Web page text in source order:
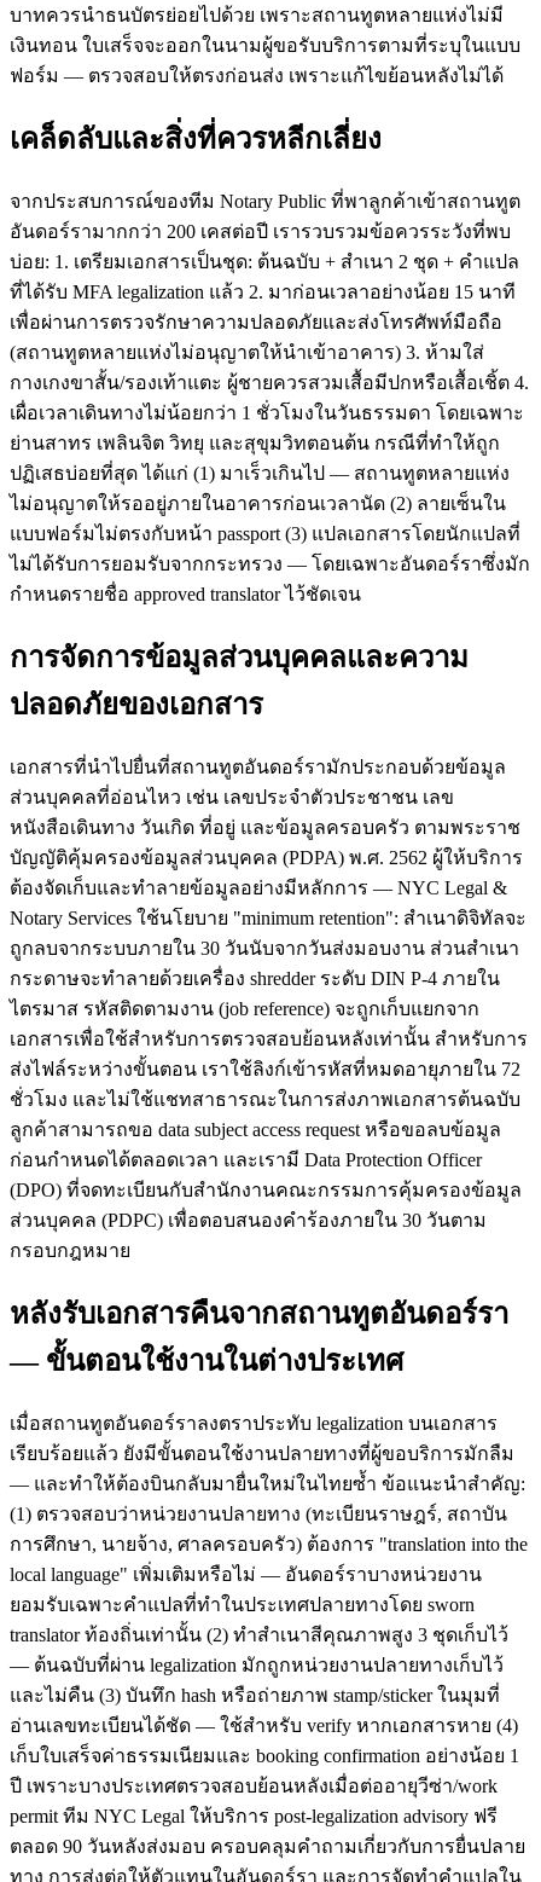
บาทควรนำธนบัตรย่อยไปด้วย เพราะสถานทูตหลายแห่งไม่มี
เงินทอน ใบเสร็จจะออกในนามผู้ขอรับบริการตามที่ระบุในแบบ
ฟอร์ม — ตรวจสอบให้ตรงก่อนส่ง เพราะแก้ไขย้อนหลังไม่ได้
เคล็ดลับและสิ่งที่ควรหลีกเลี่ยง
จากประสบการณ์ของทีม Notary Public ที่พาลูกค้าเข้าสถานทูต
อันดอร์รามากกว่า 200 เคสต่อปี เรารวบรวมข้อควรระวังที่พบ
บ่อย: 1. เตรียมเอกสารเป็นชุด: ต้นฉบับ + สำเนา 2 ชุด + คำแปล
ที่ได้รับ MFA legalization แล้ว 2. มาก่อนเวลาอย่างน้อย 15 นาที
เพื่อผ่านการตรวจรักษาความปลอดภัยและส่งโทรศัพท์มือถือ
(สถานทูตหลายแห่งไม่อนุญาตให้นำเข้าอาคาร) 3. ห้ามใส่
กางเกงขาสั้น/รองเท้าแตะ ผู้ชายควรสวมเสื้อมีปกหรือเสื้อเชิ้ต 4.
เผื่อเวลาเดินทางไม่น้อยกว่า 1 ชั่วโมงในวันธรรมดา โดยเฉพาะ
ย่านสาทร เพลินจิต วิทยุ และสุขุมวิทตอนต้น กรณีที่ทำให้ถูก
ปฏิเสธบ่อยที่สุด ได้แก่ (1) มาเร็วเกินไป — สถานทูตหลายแห่ง
ไม่อนุญาตให้รออยู่ภายในอาคารก่อนเวลานัด (2) ลายเซ็นใน
แบบฟอร์มไม่ตรงกับหน้า passport (3) แปลเอกสารโดยนักแปลที่
ไม่ได้รับการยอมรับจากกระทรวง — โดยเฉพาะอันดอร์ราซึ่งมัก
กำหนดรายชื่อ approved translator ไว้ชัดเจน
การจัดการข้อมูลส่วนบุคคลและความ
ปลอดภัยของเอกสาร
เอกสารที่นำไปยื่นที่สถานทูตอันดอร์รามักประกอบด้วยข้อมูล
ส่วนบุคคลที่อ่อนไหว เช่น เลขประจำตัวประชาชน เลข
หนังสือเดินทาง วันเกิด ที่อยู่ และข้อมูลครอบครัว ตามพระราช
บัญญัติคุ้มครองข้อมูลส่วนบุคคล (PDPA) พ.ศ. 2562 ผู้ให้บริการ
ต้องจัดเก็บและทำลายข้อมูลอย่างมีหลักการ — NYC Legal &
Notary Services ใช้นโยบาย "minimum retention": สำเนาดิจิทัลจะ
ถูกลบจากระบบภายใน 30 วันนับจากวันส่งมอบงาน ส่วนสำเนา
กระดาษจะทำลายด้วยเครื่อง shredder ระดับ DIN P-4 ภายใน
ไตรมาส รหัสติดตามงาน (job reference) จะถูกเก็บแยกจาก
เอกสารเพื่อใช้สำหรับการตรวจสอบย้อนหลังเท่านั้น สำหรับการ
ส่งไฟล์ระหว่างขั้นตอน เราใช้ลิงก์เข้ารหัสที่หมดอายุภายใน 72
ชั่วโมง และไม่ใช้แชทสาธารณะในการส่งภาพเอกสารต้นฉบับ
ลูกค้าสามารถขอ data subject access request หรือขอลบข้อมูล
ก่อนกำหนดได้ตลอดเวลา และเรามี Data Protection Officer
(DPO) ที่จดทะเบียนกับสำนักงานคณะกรรมการคุ้มครองข้อมูล
ส่วนบุคคล (PDPC) เพื่อตอบสนองคำร้องภายใน 30 วันตาม
กรอบกฎหมาย
หลังรับเอกสารคืนจากสถานทูตอันดอร์รา
— ขั้นตอนใช้งานในต่างประเทศ
เมื่อสถานทูตอันดอร์ราลงตราประทับ legalization บนเอกสาร
เรียบร้อยแล้ว ยังมีขั้นตอนใช้งานปลายทางที่ผู้ขอบริการมักลืม
— และทำให้ต้องบินกลับมายื่นใหม่ในไทยซ้ำ ข้อแนะนำสำคัญ:
(1) ตรวจสอบว่าหน่วยงานปลายทาง (ทะเบียนราษฎร์, สถาบัน
การศึกษา, นายจ้าง, ศาลครอบครัว) ต้องการ "translation into the
local language" เพิ่มเติมหรือไม่ — อันดอร์ราบางหน่วยงาน
ยอมรับเฉพาะคำแปลที่ทำในประเทศปลายทางโดย sworn
translator ท้องถิ่นเท่านั้น (2) ทำสำเนาสีคุณภาพสูง 3 ชุดเก็บไว้
— ต้นฉบับที่ผ่าน legalization มักถูกหน่วยงานปลายทางเก็บไว้
และไม่คืน (3) บันทึก hash หรือถ่ายภาพ stamp/sticker ในมุมที่
อ่านเลขทะเบียนได้ชัด — ใช้สำหรับ verify หากเอกสารหาย (4)
เก็บใบเสร็จค่าธรรมเนียมและ booking confirmation อย่างน้อย 1
ปี เพราะบางประเทศตรวจสอบย้อนหลังเมื่อต่ออายุวีซ่า/work
permit ทีม NYC Legal ให้บริการ post-legalization advisory ฟรี
ตลอด 90 วันหลังส่งมอบ ครอบคลุมคำถามเกี่ยวกับการยื่นปลาย
ทาง การส่งต่อให้ตัวแทนในอันดอร์รา และการจัดทำคำแปลใน